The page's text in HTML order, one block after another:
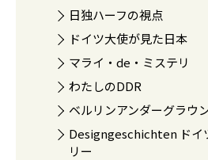
日独ハーフの視点
ドイツ大使が見た日本
マライ・de・ミステリ
わたしのDDR
ベルリンアンダーグラウ
Designgeschichten ドイ
リー